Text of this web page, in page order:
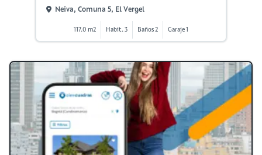
Neiva, Comuna 5, El Vergel
117.0 m2 Habit. 3 Baños 2 Garaje 1